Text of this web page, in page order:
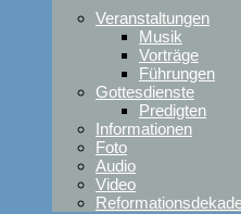
Veranstaltungen
Musik
Vorträge
Führungen
Gottesdienste
Predigten
Informationen
Foto
Audio
Video